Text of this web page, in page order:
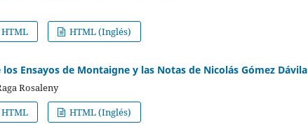
HTML HTML (Inglés)
Ensayos de Montaigne y las Notas de Nicolás Gómez Dávila
Rosaleny
HTML HTML (Inglés)